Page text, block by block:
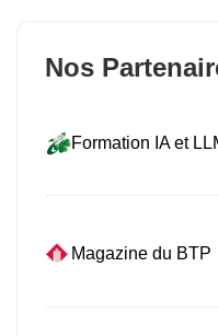
Nos
Formation IA et
Magazine du BTP